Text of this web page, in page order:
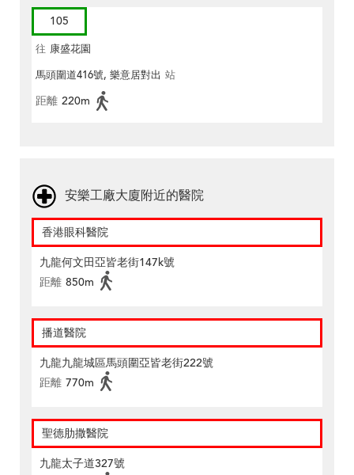
105
往 康盛花園
馬頭圍道416號, 樂意居對出 站
距離 220m
安樂工廠大廈附近的醫院
香港眼科醫院
九龍何文田亞皆老街147k號
距離 850m
播道醫院
九龍九龍城區馬頭圍亞皆老街222號
距離 770m
聖德肋撒醫院
九龍太子道327號